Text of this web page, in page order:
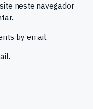
neste navegador
by email.